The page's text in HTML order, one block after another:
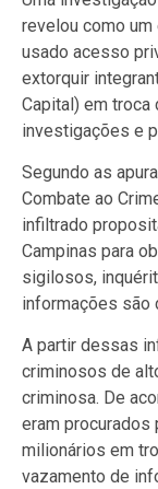
revelou como
usado acesso
extorquir
Capital) em
investigações e
Segundo as
Combate ao
infiltrado
Campinas para
sigilosos,
informações são
A partir dessas
criminosos de
criminosa. De
eram procurados
milionários em
vazamento de